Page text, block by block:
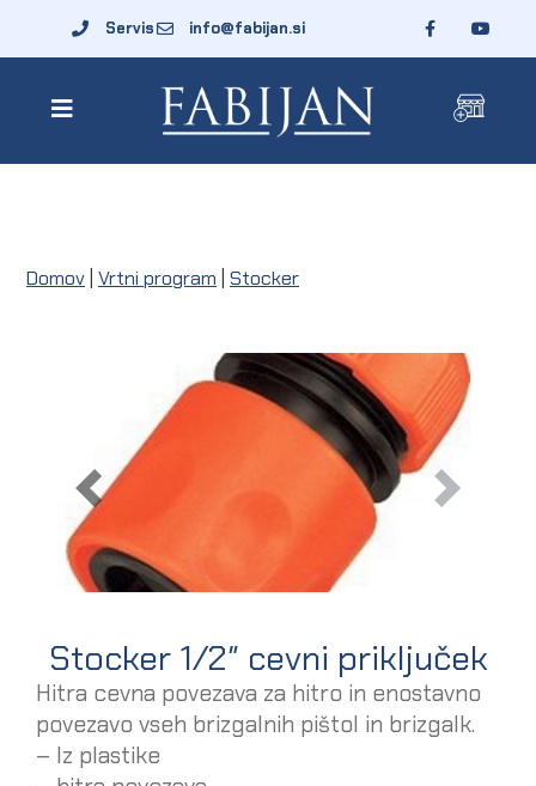
Servis info@fabijan.si
Domov Vrtni program Stocker
Stocker 1/2″ cevni priključek
Hitra cevna povezava za hitro in enostavno
povezavo vseh brizgalnih pištol in brizgalk.
– Iz plastike